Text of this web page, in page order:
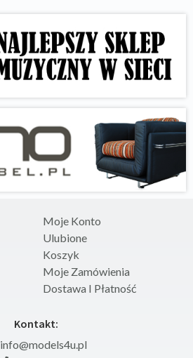
Moje Konto
Ulubione
Koszyk
Moje Zamówienia
Dostawa I Płatność
Kontakt:
info@models4u.pl